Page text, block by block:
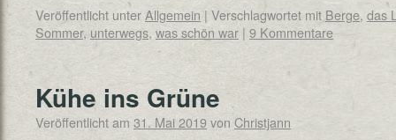
Veröffentlicht unterAllgemein | Verschlagwortet mit Berge, das
Sommer, unterwegs, was schön war | 9 Kommentare
Kühe ins Grüne
Veröffentlicht am 31. Mai 2019von Christjann